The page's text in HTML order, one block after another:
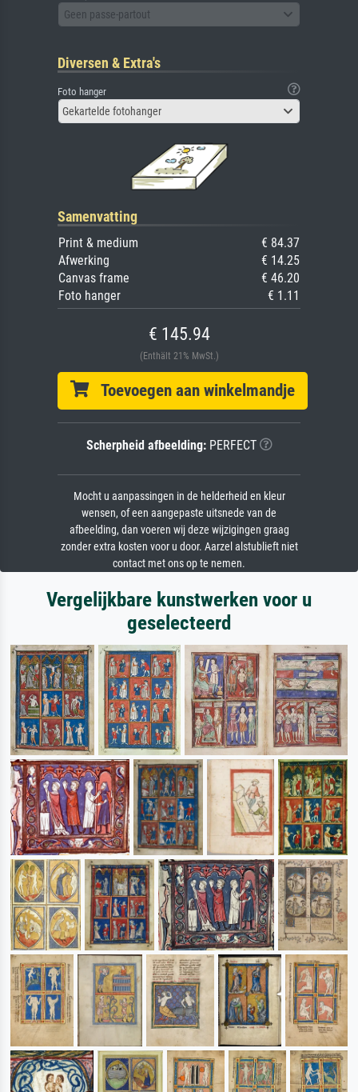
Geen passe-partout
Diversen & Extra's
Foto hanger
Gekartelde fotohanger
Samenvatting
Print & medium
€ 84.37
Afwerking
€ 14.25
Canvas frame
€ 46.20
Foto hanger
€ 1.11
€ 145.94
(Enthält 21% MwSt.)
Toevoegen aan winkelmandje
Scherpheid afbeelding:PERFECT
Mocht u aanpassingen in de helderheid en kleur
wensen, of een aangepaste uitsnede van de
afbeelding, dan voeren wij deze wijzigingen graag
zonder extra kosten voor u door. Aarzel alstublieft niet
contact met ons op te nemen.
Vergelijkbare kunstwerken voor u
geselecteerd